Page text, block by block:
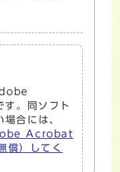
。同ソフト
合には、
Acrobat
償）してく